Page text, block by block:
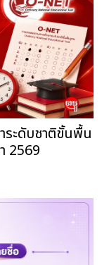
ระดับชาติขั้นพื้น
2569